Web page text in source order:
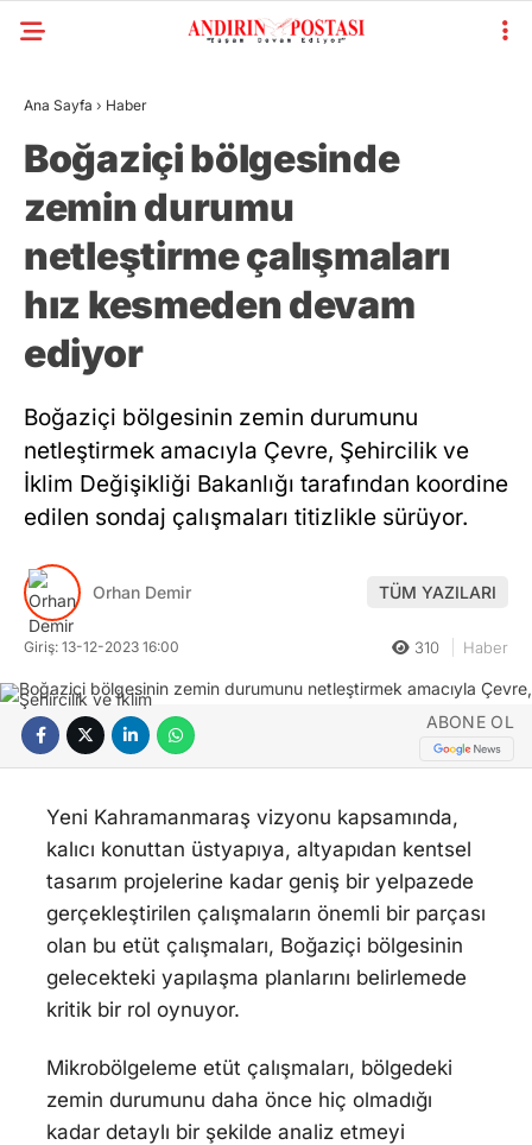
Ana Sayfa › Haber
Boğaziçi bölgesinde
zemin durumu
netleştirme çalışmaları
hız kesmeden devam
ediyor
Boğaziçi bölgesinin zemin durumunu
netleştirmek amacıyla Çevre, Şehircilik ve
İklim Değişikliği Bakanlığı tarafından koordine
edilen sondaj çalışmaları titizlikle sürüyor.
Orhan Demir TÜM YAZILARI
Giriş: 13-12-2023 16:00 310 Haber
ABONE OL
Yeni Kahramanmaraş vizyonu kapsamında,
kalıcı konuttan üstyapıya, altyapıdan kentsel
tasarım projelerine kadar geniş bir yelpazede
gerçekleştirilen çalışmaların önemli bir parçası
olan bu etüt çalışmaları, Boğaziçi bölgesinin
gelecekteki yapılaşma planlarını belirlemede
kritik bir rol oynuyor.
Mikrobölgeleme etüt çalışmaları, bölgedeki
zemin durumunu daha önce hiç olmadığı
kadar detaylı bir şekilde analiz etmeyi